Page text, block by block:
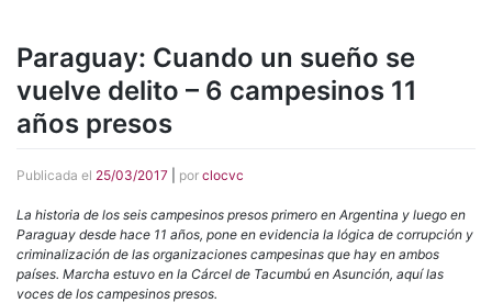
Paraguay: Cuando un sueño se
vuelve delito – 6 campesinos 11
años presos
Publicada el 25/03/2017 por clocvc
La historia de los seis campesinos presos primero en Argentina y luego en
Paraguay desde hace 11 años, pone en evidencia la lógica de corrupción y
criminalización de las organizaciones campesinas que hay en ambos
países. Marcha estuvo en la Cárcel de Tacumbú en Asunción, aquí las
voces de los campesinos presos.